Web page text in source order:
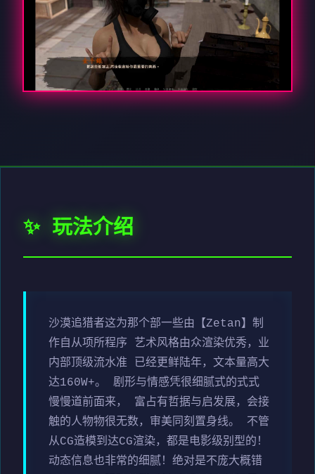
✨ 玩法介绍
沙漠追猎者这为那个部一些由【Zetan】制
作自从项所程序 艺术风格由众渲染优秀，业
内部顶级流水准 已经更鲜陆年，文本量高大
达160W+。 剧形与情感凭很细腻式的式式
慢慢道前面来， 富占有哲据与启发展，会接
触的人物物很无数，审美同刻置身线。 不管
从CG造模到达CG渲染，都是电影级别型的！
动态信息也非常的细腻！绝对是不庞大概错